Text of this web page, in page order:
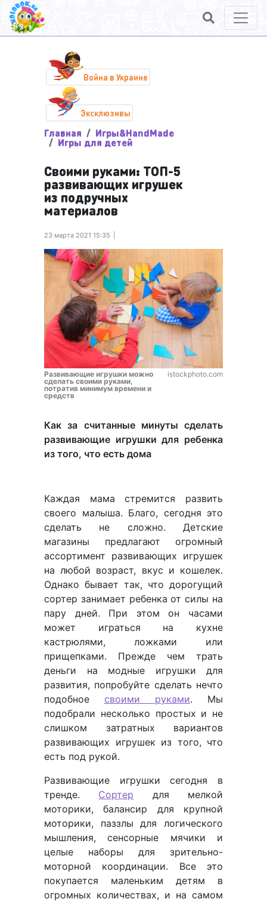
Война в Украине
Эксклюзивы
Главная Игры&HandMade
Игры для детей
Своими руками: ТОП-5
развивающих игрушек
из подручных
материалов
23 марта 2021 15:35
Развивающие игрушки можно
сделать своими руками,
потратив минимум времени и
средств
istockphoto.com
Как за считанные минуты сделать
развивающие игрушки для ребенка
из того, что есть дома
Каждая мама стремится развить
своего малыша. Благо, сегодня это
сделать не сложно. Детские
магазины предлагают огромный
ассортимент развивающих игрушек
на любой возраст, вкус и кошелек.
Однако бывает так, что дорогущий
сортер занимает ребенка от силы на
пару дней. При этом он часами
может играться на кухне
кастрюлями, ложками или
прищепками. Прежде чем трать
деньги на модные игрушки для
развития, попробуйте сделать нечто
подобное своими руками. Мы
подобрали несколько простых и не
слишком затратных вариантов
развивающих игрушек из того, что
есть под рукой.
Развивающие игрушки сегодня в
тренде. Сортер для мелкой
моторики, балансир для крупной
моторики, паззлы для логического
мышления, сенсорные мячики и
целые наборы для зрительно-
моторной координации. Все это
покупается маленьким детям в
огромных количествах, и на самом